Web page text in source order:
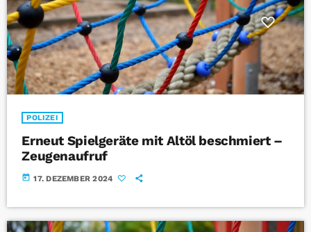
POLIZEI
Erneut Spielgeräte mit Altöl beschmiert –
Zeugenaufruf
today 17. DEZEMBER 2024